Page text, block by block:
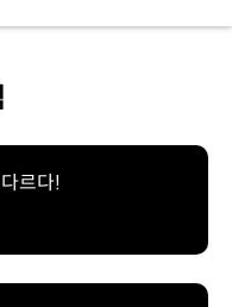
르다!